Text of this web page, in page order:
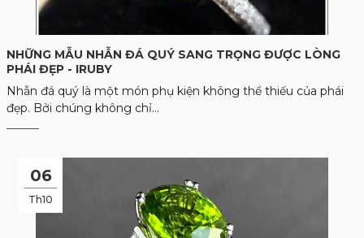
NHỮNG MẪU NHẪN ĐÁ QUÝ SANG TRỌNG ĐƯỢC LÒNG
PHÁI ĐẸP - IRUBY
Nhẫn đá quý là một món phụ kiện không thể thiếu của phái
đẹp. Bởi chúng không chỉ...
06
Th10